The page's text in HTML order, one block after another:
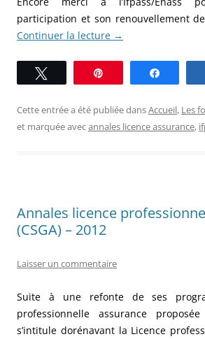
participation et son renouvellement
Continuer la lecture →
Cette entrée a été publiée dansAccueil, Les
et marquée avecannales licence assurance,
Annales licence
(CSGA) – 2012
Laisser un commentaire
Suite à une refonte de ses
professionnelle assurance
s’intitule dorénavant la Licence